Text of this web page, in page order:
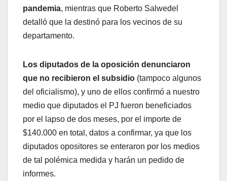
pandemia, mientras que Roberto Salwedel
detalló que la destinó para los vecinos de su
departamento.
Los diputados de la oposición denunciaron
que no recibieron el subsidio (tampoco algunos
del oficialismo), y uno de ellos confirmó a nuestro
medio que diputados el PJ fueron beneficiados
por el lapso de dos meses, por el importe de
$140.000 en total, datos a confirmar, ya que los
diputados opositores se enteraron por los medios
de tal polémica medida y harán un pedido de
informes.